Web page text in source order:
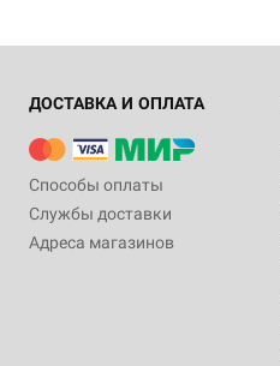
ДОСТАВКА И ОПЛАТА
Способы оплаты
Службы доставки
Адреса магазинов